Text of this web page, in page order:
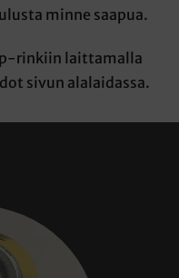
minne saapua.
rinkiin laittamalla
sivun alalaidassa.